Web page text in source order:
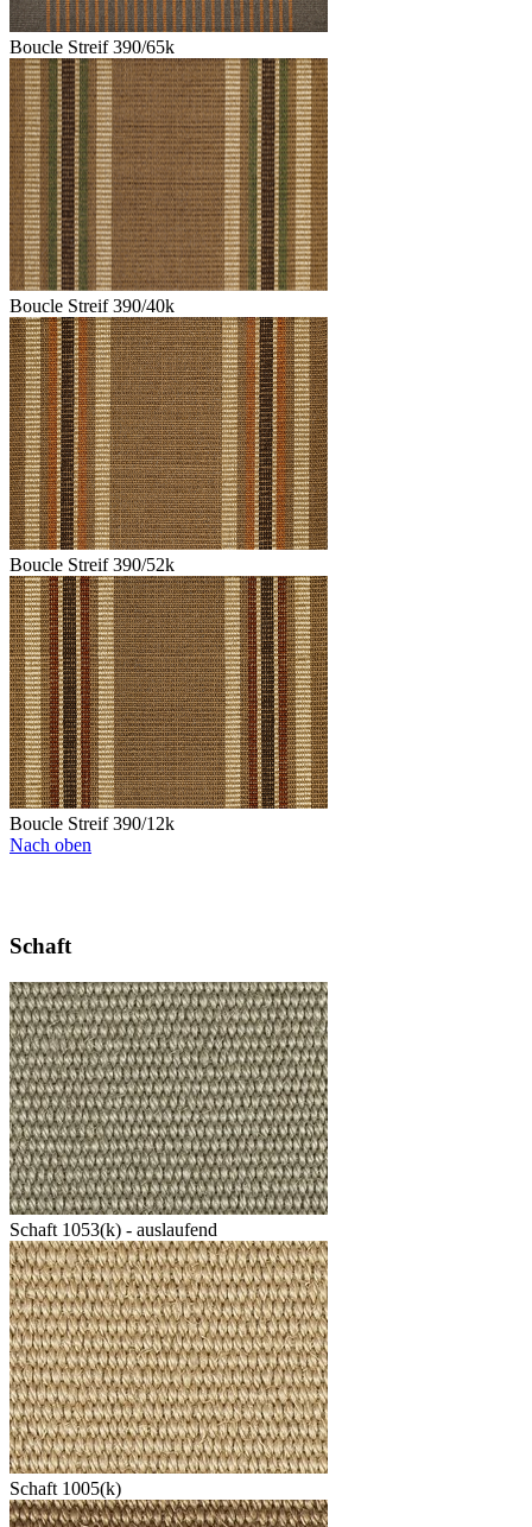
Boucle Streif 390/65k
Boucle Streif 390/40k
Boucle Streif 390/52k
Boucle Streif 390/12k
Nach oben
Schaft
Schaft 1053(k) - auslaufend
Schaft 1005(k)